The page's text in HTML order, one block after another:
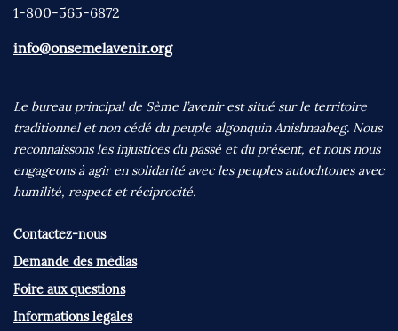
1-800-565-6872
info@onsemelavenir.org
Le bureau principal de Sème l’avenir est situé sur le territoire
traditionnel et non cédé du peuple algonquin Anishnaabeg. Nous
reconnaissons les injustices du passé et du présent, et nous nous
engageons à agir en solidarité avec les peuples autochtones avec
humilité, respect et réciprocité.
Contactez-nous
Demande des médias
Foire aux questions
Informations légales